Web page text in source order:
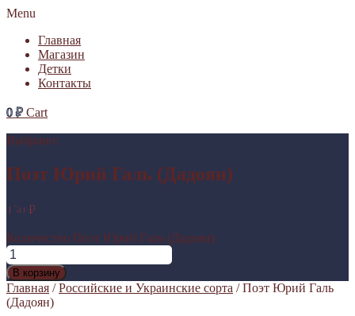
Menu
Главная
Магазин
Детки
Контакты
0₽ Cart
Выбрано:
Поэт Юрий Галь (Дадоян)
150 ₽
Количество Поэт Юрий Галь (Дадоян)
В корзину
Главная /Российские и Украинские сорта / Поэт Юрий Галь
(Дадоян)